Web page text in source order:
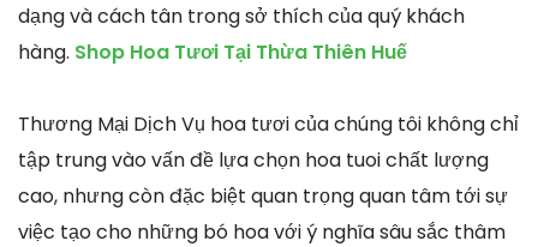
dạng và cách tân trong sở thích của quý khách
hàng. Shop Hoa Tươi Tại Thừa Thiên Huế
Thương Mại Dịch Vụ hoa tươi của chúng tôi không chỉ
tập trung vào vấn đề lựa chọn hoa tuoi chất lượng
cao, nhưng còn đặc biệt quan trọng quan tâm tới sự
việc tạo cho những bó hoa với ý nghĩa sâu sắc thâm